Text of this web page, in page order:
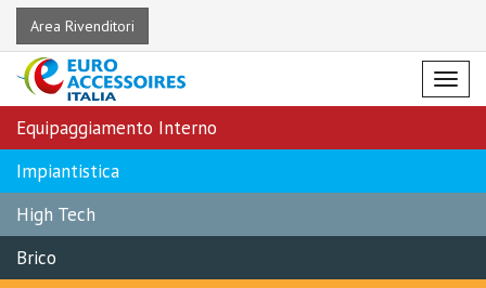
Area Rivenditori
Menu
Equipaggiamento Interno
Impiantistica
High Tech
Brico